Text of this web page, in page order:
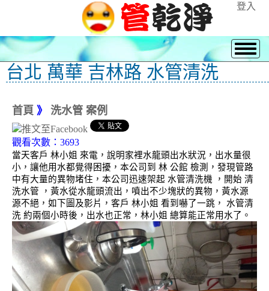
登入
台北 萬華 吉林路 水管清洗
首頁 》 洗水管 案例
觀看次數：3693
當天客戶 林小姐 來電，說明家裡水龍頭出水狀況，出水量很
小，讓他用水都覺得困擾，本公司到 林 公館 檢測，發現管路
中有大量的異物堵住，本公司迅速架起 水管清洗機 ，開始 清
洗水管 ，黃水從水龍頭流出，噴出不少塊狀的異物，黃水源
源不絕，如下圖及影片，客戶 林小姐 看到嚇了一跳， 水管清
洗 約兩個小時後，出水也正常，林小姐 總算能正常用水了。